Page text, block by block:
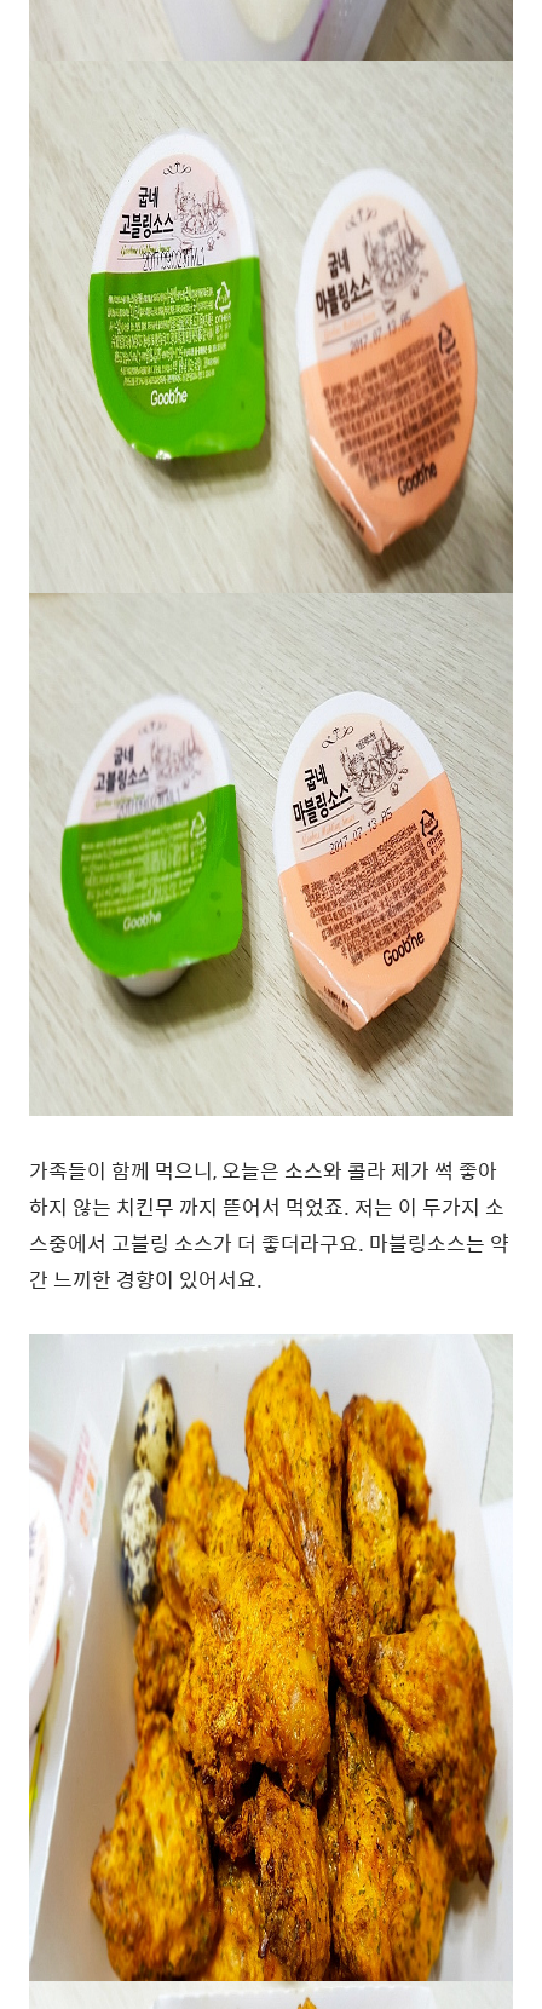
가족들이 함께 먹으니, 오늘은 소스와 콜라 제가 썩 좋아
하지 않는 치킨무 까지 뜯어서 먹었죠. 저는 이 두가지 소
스중에서 고블링 소스가 더 좋더라구요. 마블링소스는 약
간 느끼한 경향이 있어서요.